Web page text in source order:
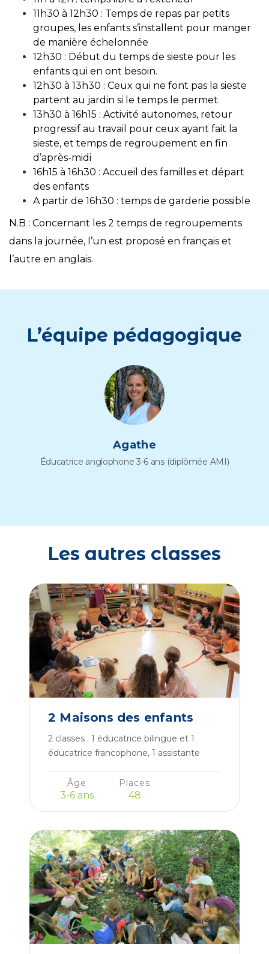
11h30 à 12h30 : Temps de repas par petits
groupes, les enfants s’installent pour manger
de manière échelonnée
12h30 : Début du temps de sieste pour les
enfants qui en ont besoin.
12h30 à 13h30 : Ceux qui ne font pas la sieste
partent au jardin si le temps le permet.
13h30 à 16h15 : Activité autonomes, retour
progressif au travail pour ceux ayant fait la
sieste, et temps de regroupement en fin
d’après-midi
16h15 à 16h30 : Accueil des familles et départ
des enfants
A partir de 16h30 : temps de garderie possible
N.B : Concernant les 2 temps de regroupements
dans la journée, l’un est proposé en français et
l’autre en anglais.
L’équipe pédagogique
Agathe
Éducatrice anglophone 3-6 ans (diplômée AMI)
Les autres classes
2 Maisons des enfants
2 classes : 1 éducatrice bilingue et 1
éducatrice francophone, 1 assistante
animatrice nature
Âge
3-6 ans
Places
48
En voir plus